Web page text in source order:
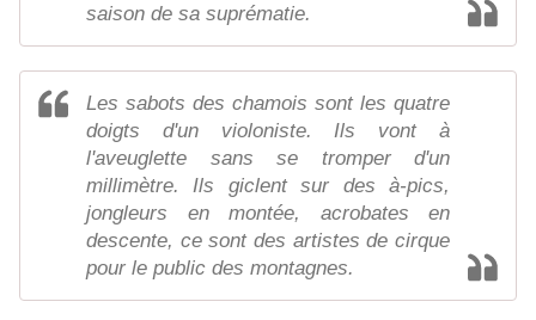
saison de sa suprématie.
Les sabots des chamois sont les quatre
doigts d'un violoniste. Ils vont à
l'aveuglette sans se tromper d'un
millimètre. Ils giclent sur des à-pics,
jongleurs en montée, acrobates en
descente, ce sont des artistes de cirque
pour le public des montagnes.